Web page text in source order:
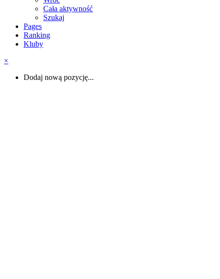
Cała aktywność
Szukaj
Pages
Ranking
Kluby
×
Dodaj nową pozycję...